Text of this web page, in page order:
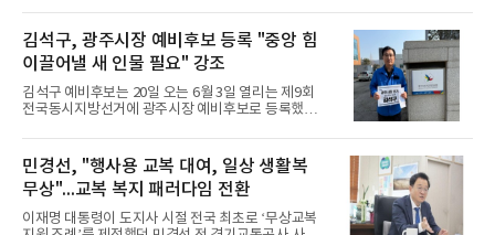
히
교통 현안의 조속한 추진을 공식 건의했다.이번 일정
은 예비후보 등록 이후 첫 공식 행보로, 중앙정부를 상
대로 지역 현안을 직접 설명하고 해결 의지를 밝힌 자
리라는 점에서 주목된다.최 예비후보자는 이날 국토
교통부 관계자와 면담을 갖고 △고덕 해창리 유보지
내 KTX 경기남부역 건립 △평택지제역세권 공공주택
지구 개발의 신속 추진 △GTX-A·C 노선의 평택지제
18년째 장기 검
김석구, 광주시장 예비후보 등록 "중앙 힘
이끌어낼 새 인물 필요" 강조
김석구 예비후보는 20일 오는 6월 3일 열리는 제9회
전국동시지방선거에 광주시장 예비후보로 등록했다
시·도의원 예비후보 등록 첫날인 오늘 광주시 선거관
리위원회를 찾아 광주시장 예비후보로 등록하며 본격
적인 선거 행보에 돌입했다.이날 예비후보 등록과 함
께 첫 번째 슬로건인 ‘이재명 시대 / 새로운 시장 / 구
석구석 김석구’도 공개했다.김 예비후보는 작년 10월
경기평택항만공사 사장을 퇴임하고 12월 ‘함께 만드
민경선, "행사용 교복 대여, 일상 생활복
무상"...교복 복지 패러다임 전환
이재명 대통령이 도지사 시절 전국 최초로 ‘무상교복